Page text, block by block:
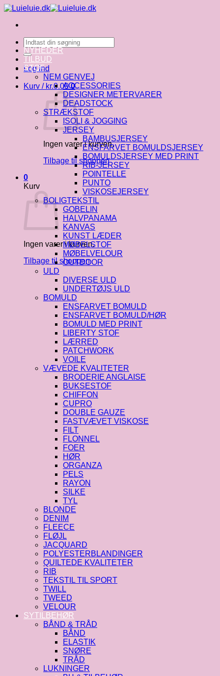
Fortsæt
indhold
Søg
efter:
Log ind
Kurv / kr.0.00 0
Ingen varer i kurven.
Tilbage til shoppen
0
Kurv
Ingen varer i kurven.
Tilbage til shoppen
NYHEDER
TILBUD
STOF
NEM GENVEJ
ACCESSORIES
DESIGNER METERVARER
DEADSTOCK
STRÆKSTOF
ISOLI & JOGGING
JERSEY
BAMBUSJERSEY
ENSFARVET BOMULDSJERSEY
BOMULDSJERSEY MED PRINT
RIB-JERSEY
POINTELLE
PUNTO
VISKOSEJERSEY
BOLIGTEKSTIL
GOBELIN
HALVPANAMA
KANVAS
KUNST LÆDER
MØBELSTOF
MØBELVELOUR
OUTDOOR
ULD
DIVERSE ULD
UNDERTØJS ULD
BOMULD
ENSFARVET BOMULD
ENSFARVET BOMULD/HØR
BOMULD MED PRINT
LIBERTY STOF
LÆRRED
PATCHWORK
VOILE
VÆVEDE KVALITETER
BRODERIE ANGLAISE
BUKSESTOF
CHIFFON
CUPRO
DOUBLE GAUZE
FASTVÆVET VISKOSE
FILT
FLONNEL
FOER
HØR
ORGANZA
PELS
RAYON
SILKE
TYL
BLONDE
DENIM
FLEECE
FLØJL
JACQUARD
POLYESTERBLANDINGER
QUILTEDE KVALITETER
RIB
TEKSTIL TIL SPORT
TWILL
TWEED
VELOUR
SYTILBEHØR
BÅND & TRÅD
BÅND
ELASTIK
SNØRE
TRÅD
LUKNINGER